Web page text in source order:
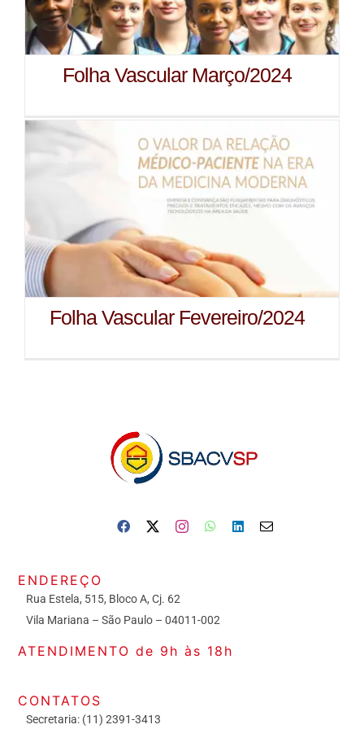
Folha Vascular Março/2024
Folha Vascular Fevereiro/2024
ENDEREÇO
Rua Estela, 515, Bloco A, Cj. 62
Vila Mariana – São Paulo – 04011-002
ATENDIMENTO de 9h às 18h
CONTATOS
Secretaria: (11) 2391-3413